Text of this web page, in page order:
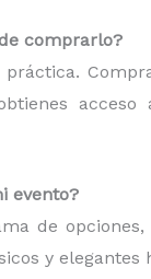
comprarlo?
evento?
de
y